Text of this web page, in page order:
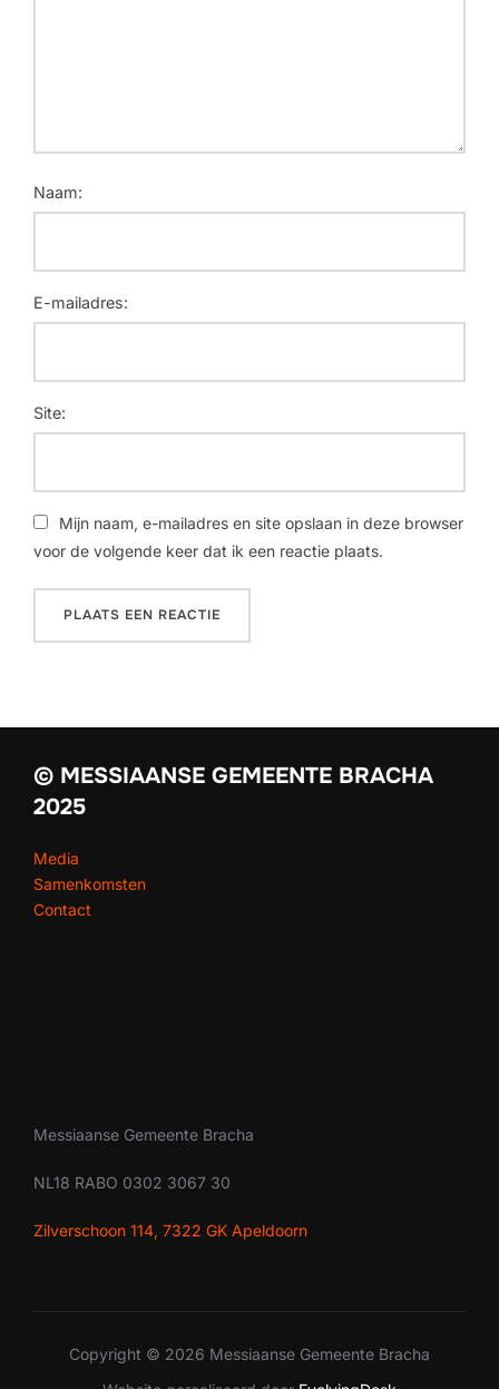
Naam:
E-mailadres:
Site:
Mijn naam, e-mailadres en site opslaan in deze browser
voor de volgende keer dat ik een reactie plaats.
© MESSIAANSE GEMEENTE BRACHA
2025
Media
Samenkomsten
Contact
Messiaanse Gemeente Bracha
NL18 RABO 0302 3067 30
Zilverschoon 114, 7322 GK Apeldoorn
Copyright © 2026 Messiaanse Gemeente Bracha